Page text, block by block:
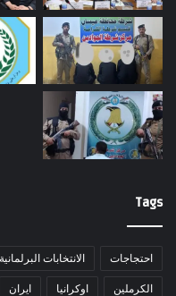
Tags
احتجاجات الانتخابات البرلمانية
الكرملين اوكرانيا ايران